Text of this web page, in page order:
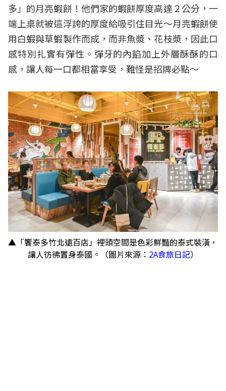
多」的月亮蝦餅！他們家的蝦餅厚度高達２公分，一
端上桌就被這浮誇的厚度給吸引住目光～月亮蝦餅使
用白蝦與草蝦製作而成，而非魚漿、花枝漿，因此口
感特別扎實有彈性。彈牙的內餡加上外層酥酥的口
感，讓人每一口都相當享受，難怪是招牌必點～
▲「饗泰多竹北遠百店」裡頭空間是色彩鮮豔的泰式裝潢，
讓人彷彿置身泰國。（圖片來源： 2A食旅日記）